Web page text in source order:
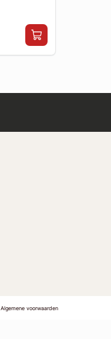
Algemene voorwaarden